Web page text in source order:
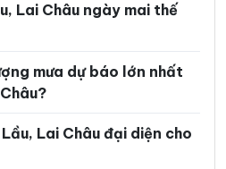
Lai Châu ngày mai thế
mưa dự báo lớn nhất
Lai Châu đại diện cho